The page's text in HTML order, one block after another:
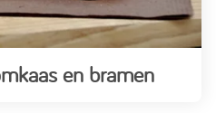
en bramen